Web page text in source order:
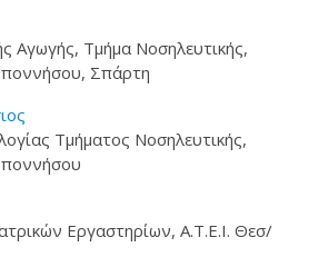
Αγωγής, Τμήμα Νοσηλευτικής,
Σπάρτη
Τμήματος Νοσηλευτικής,
Εργαστηρίων, Α.Τ.Ε.Ι. Θεσ/